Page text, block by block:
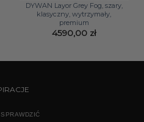
DYWAN Layor Grey Fog, szary,
klasyczny, wytrzymały,
premium
4590,00 zł